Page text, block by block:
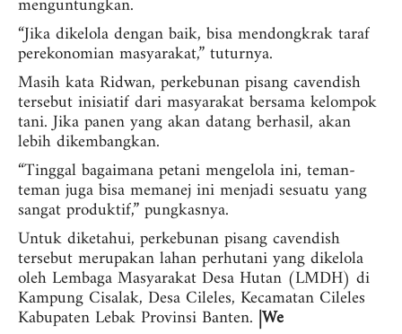
“Jika dikelola dengan baik, bisa mendongkrak taraf
perekonomian masyarakat,” tuturnya.
Masih kata Ridwan, perkebunan pisang cavendish
tersebut inisiatif dari masyarakat bersama kelompok
tani. Jika panen yang akan datang berhasil, akan
lebih dikembangkan.
“Tinggal bagaimana petani mengelola ini, teman-
teman juga bisa memanej ini menjadi sesuatu yang
sangat produktif,” pungkasnya.
Untuk diketahui, perkebunan pisang cavendish
tersebut merupakan lahan perhutani yang dikelola
oleh Lembaga Masyarakat Desa Hutan (LMDH) di
Kampung Cisalak, Desa Cileles, Kecamatan Cileles
Kabupaten Lebak Provinsi Banten. |We